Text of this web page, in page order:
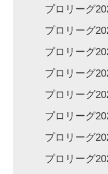
プロリーグ
プロリーグ
プロリーグ
プロリーグ
プロリーグ
プロリーグ
プロリーグ
プロリーグ